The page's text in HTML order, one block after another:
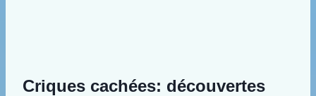
Criques cachées: découvertes